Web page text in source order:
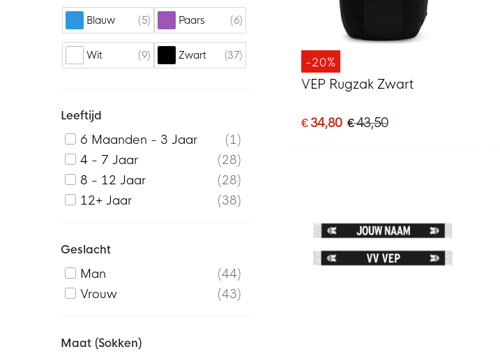
-20%
VEP Rugzak Zwart
€ 34,80 € 43,50
Blauw 5 Paars 6
Wit 9 Zwart 37
Leeftijd
6 Maanden - 3 Jaar
1
4 - 7 Jaar
28
8 - 12 Jaar
28
12+ Jaar
38
Geslacht
Man
44
Vrouw
43
Maat (sokken)